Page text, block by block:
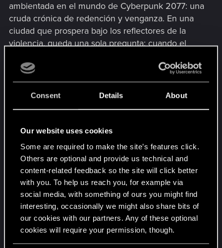
Consent Details About
Our website uses cookies
Some are required to make the site’s features click.
Others are optional and provide us technical and
content-related feedback so the site will click better
with you. To help us reach you, for example via
social media, with something of ours you might find
interesting, occasionally we might also share bits of
our cookies with our partners. Any of these optional
cookies will require your permission, though.
ambientada en el mundo de Cyberpunk 2077: una
cruda crónica de redención y venganza. En una
ciudad que prospera bajo los reflectores de la
violencia, queda una sola pregunta: cuando el
qué extremos hay que llegar para que tu historia
importe?
cinematográfica a la serie, respaldado por el
diseñador principal de personajes Kanno Ichigo
(Promare, Cyberpunk: Edgerunners). A ellos se
suman los colaboradores recurrentes Masahiko
Otsuka (Gurren Lagann, Promare) y el ganador del
premio Hugo Bartosz Sztybor, quien actúa como
showrunner, guionista y productor.
Cyberpunk: Edgerunners 2 es una creación en
colaboración entre CD PROJEKT RED y el estudio